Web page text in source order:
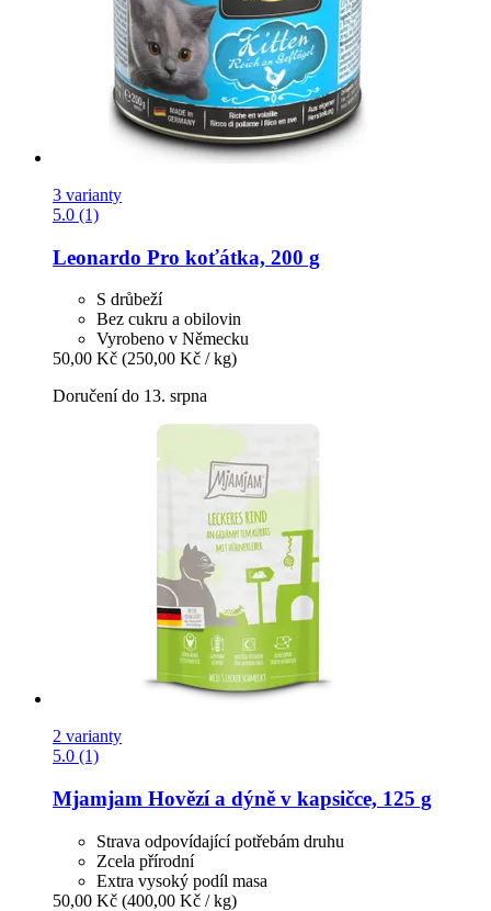
3 varianty
5.0 (1)
Leonardo Pro koťátka, 200 g
S drůbeží
Bez cukru a obilovin
Vyrobeno v Německu
50,00 Kč (250,00 Kč / kg)
Doručení do 13. srpna
2 varianty
5.0 (1)
Mjamjam Hovězí a dýně v kapsičce, 125 g
Strava odpovídající potřebám druhu
Zcela přírodní
Extra vysoký podíl masa
50,00 Kč (400,00 Kč / kg)